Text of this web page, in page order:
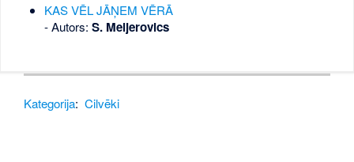
KAS VĒL JĀŅEM VĒRĀ
- Autors: S. Meijerovics
Kategorija: Cilvēki